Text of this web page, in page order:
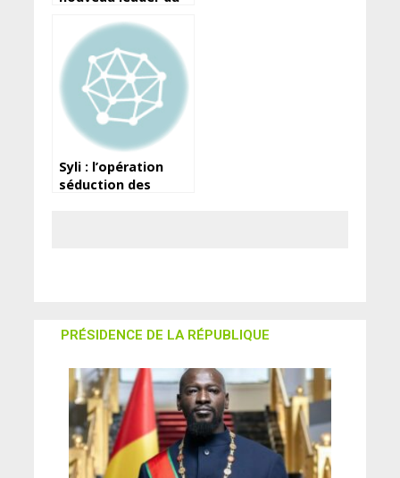
sa victoire contre
Satellite
Syli : l’opération
séduction des
PRÉSIDENCE DE LA RÉPUBLIQUE